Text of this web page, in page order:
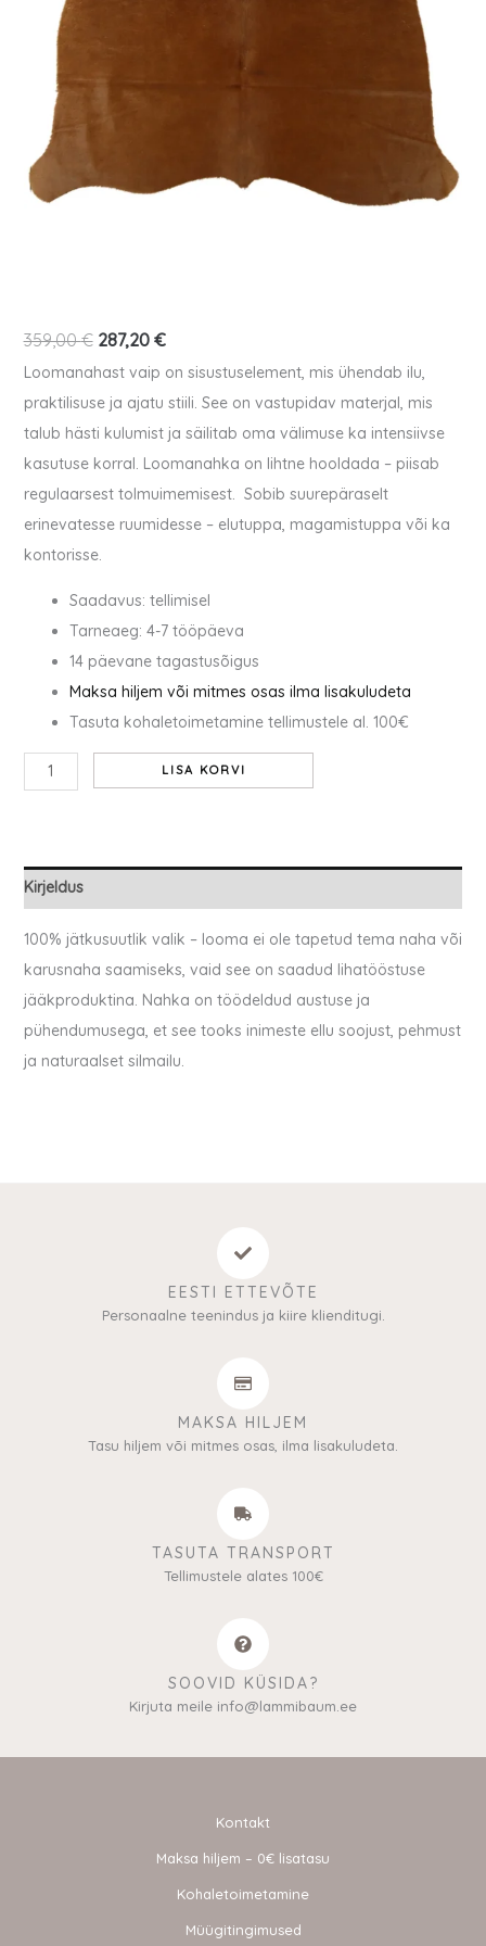
359,00€ 287,20 €
Loomanahast vaip on sisustuselement, mis ühendab ilu,
praktilisuse ja ajatu stiili. See on vastupidav materjal, mis
talub hästi kulumist ja säilitab oma välimuse ka intensiivse
kasutuse korral. Loomanahka on lihtne hooldada – piisab
regulaarsest tolmuimemisest. Sobib suurepäraselt
erinevatesse ruumidesse – elutuppa, magamistuppa või ka
kontorisse.
Saadavus: tellimisel
Tarneaeg: 4-7 tööpäeva
14 päevane tagastusõigus
Maksa hiljem või mitmes osas ilma lisakuludeta
Tasuta kohaletoimetamine tellimustele al. 100€
Lehmanahk
-
cognac
LISA KORVI
Kirjeldus
100% jätkusuutlik valik – looma ei ole tapetud tema naha või
karusnaha saamiseks, vaid see on saadud lihatööstuse
jääkproduktina. Nahka on töödeldud austuse ja
pühendumusega, et see tooks inimeste ellu soojust, pehmust
ja naturaalset silmailu.
EESTI ETTEVÕTE
Personaalne teenindus ja kiire klienditugi.
MAKSA HILJEM
Tasu hiljem või mitmes osas, ilma lisakuludeta.
TASUTA TRANSPORT
Tellimustele alates 100€
SOOVID KÜSIDA?
Kirjuta meile info@lammibaum.ee
Kontakt
Maksa hiljem – 0€ lisatasu
Kohaletoimetamine
Müügitingimused